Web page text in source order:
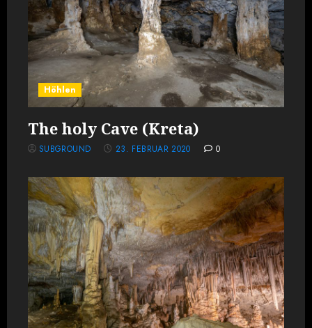
Höhlen
The holy Cave (Kreta)
SUBGROUND 23. FEBRUAR 2020 0